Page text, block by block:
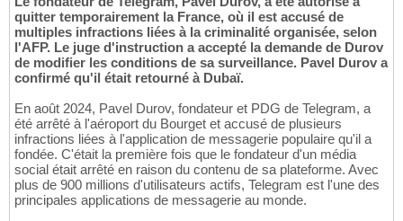
quitter temporairement la France, où il est accusé de
multiples infractions liées à la criminalité organisée, selon
l'AFP. Le juge d'instruction a accepté la demande de Durov
de modifier les conditions de sa surveillance. Pavel Durov a
confirmé qu'il était retourné à Dubaï.
En août 2024, Pavel Durov, fondateur et PDG de Telegram, a
été arrêté à l'aéroport du Bourget et accusé de plusieurs
infractions liées à l'application de messagerie populaire qu'il a
fondée. C'était la première fois que le fondateur d'un média
social était arrêté en raison du contenu de sa plateforme. Avec
plus de 900 millions d'utilisateurs actifs, Telegram est l'une des
principales applications de messagerie au monde.